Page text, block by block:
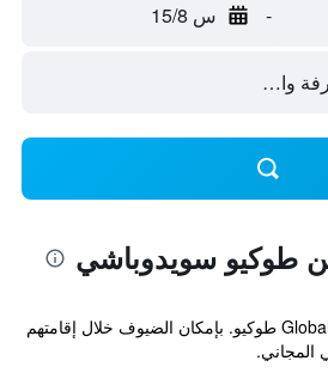
- س 15/8
طوكيو سويدوباشي
Global cabin Tokyo Suidobashi طوكيو. بإمكان الضيوف خلال إقامتهم
المجاني.